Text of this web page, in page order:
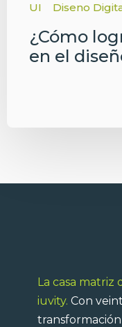
UI Diseno
¿Cómo
en el
La casa matriz
iuvity. Con